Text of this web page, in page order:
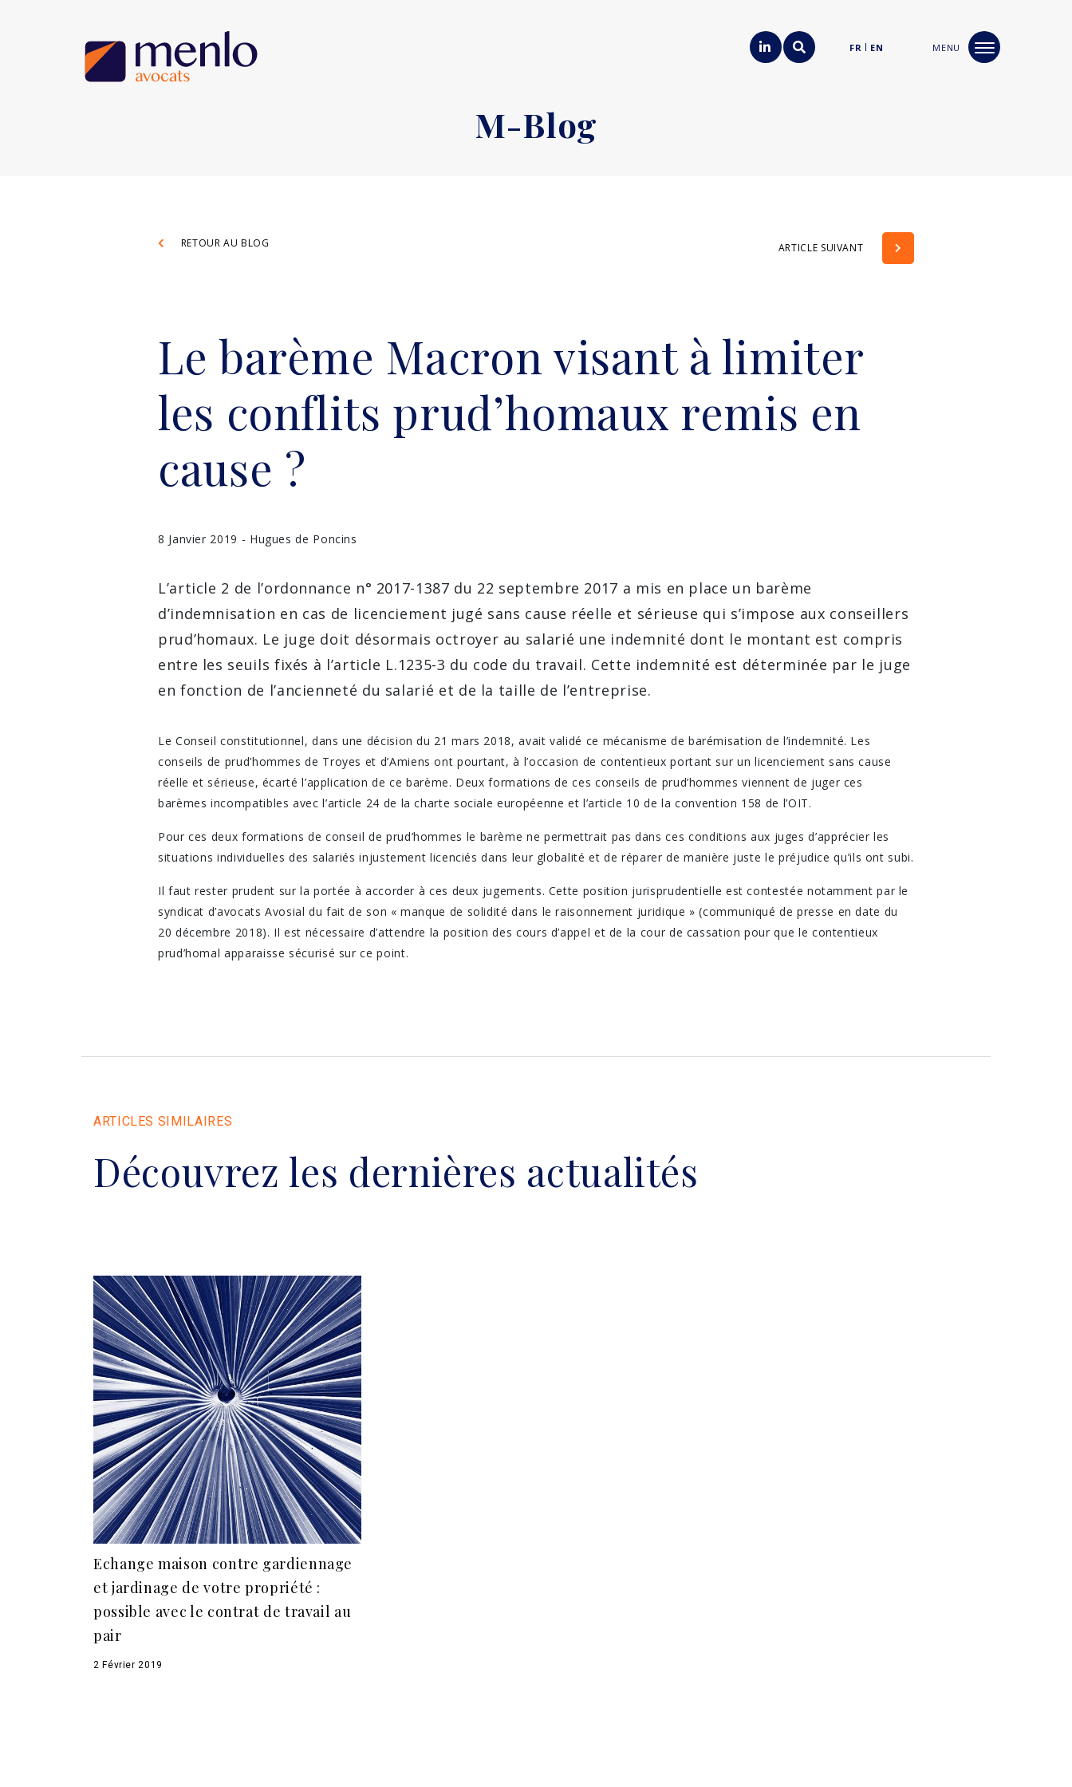
FR EN MENU
M-Blog
RETOUR AU BLOG ARTICLE SUIVANT
Le barème Macron visant à limiter
les conflits prud’homaux remis en
cause ?
8 Janvier 2019 - Hugues de Poncins
L’article 2 de l’ordonnance n° 2017-1387 du 22 septembre 2017 a mis en place un barème
d’indemnisation en cas de licenciement jugé sans cause réelle et sérieuse qui s’impose aux conseillers
prud’homaux. Le juge doit désormais octroyer au salarié une indemnité dont le montant est compris
entre les seuils fixés à l’article L.1235-3 du code du travail. Cette indemnité est déterminée par le juge
en fonction de l’ancienneté du salarié et de la taille de l’entreprise.
Le Conseil constitutionnel, dans une décision du 21 mars 2018, avait validé ce mécanisme de barémisation de l’indemnité. Les
conseils de prud’hommes de Troyes et d’Amiens ont pourtant, à l’occasion de contentieux portant sur un licenciement sans cause
réelle et sérieuse, écarté l’application de ce barème. Deux formations de ces conseils de prud’hommes viennent de juger ces
barèmes incompatibles avec l’article 24 de la charte sociale européenne et l’article 10 de la convention 158 de l’OIT.
Pour ces deux formations de conseil de prud’hommes le barème ne permettrait pas dans ces conditions aux juges d’apprécier les
situations individuelles des salariés injustement licenciés dans leur globalité et de réparer de manière juste le préjudice qu’ils ont subi.
Il faut rester prudent sur la portée à accorder à ces deux jugements. Cette position jurisprudentielle est contestée notamment par le
syndicat d’avocats Avosial du fait de son « manque de solidité dans le raisonnement juridique » (communiqué de presse en date du
20 décembre 2018). Il est nécessaire d’attendre la position des cours d’appel et de la cour de cassation pour que le contentieux
prud’homal apparaisse sécurisé sur ce point.
ARTICLES SIMILAIRES
Découvrez les dernières actualités
Echange maison contre gardiennage
et jardinage de votre propriété :
possible avec le contrat de travail au
pair
2 Février 2019